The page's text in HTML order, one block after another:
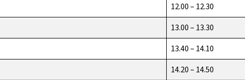
12.00 – 12.30
13.00 – 13.30
13.40 – 14.10
14.20 – 14.50